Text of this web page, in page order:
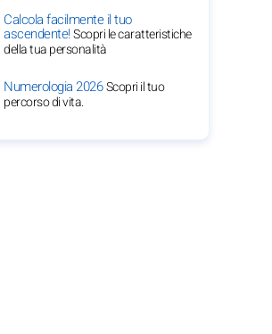
Calcola facilmente il tuo
ascendente!Scopri le caratteristiche
della tua personalità
Numerologia 2026Scopri il tuo
percorso di vita.